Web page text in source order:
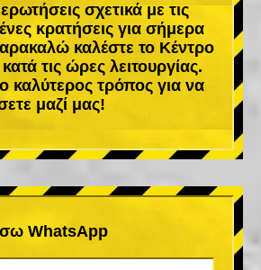
σχετικά με τις
κρατήσεις για σήμερα
καλέστε το Κέντρο
τις ώρες λειτουργίας.
καλύτερος τρόπος για να
μαζί μας!
WhatsApp